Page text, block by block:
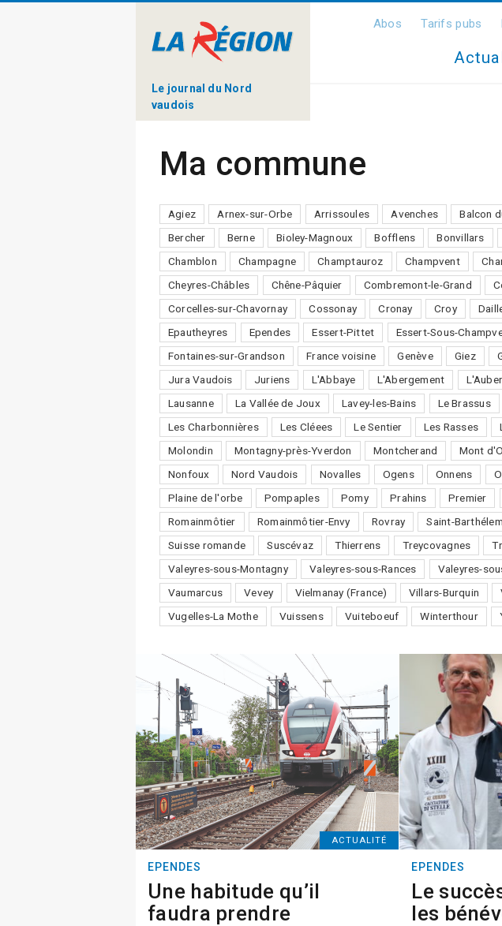
Le journal du Nord
vaudois
Abos Tarifs pubs
Ma commune
Agiez Arnex-sur-Orbe Arrissoules Avenches Balcon
Bercher
Berne Bioley-Magnoux Bofflens Bonvillars
Chamblon
Champagne Champtauroz Champvent
Cheyres-Châbles
Chêne-Pâquier Combremont-le-Grand
Corcelles-sur-Chavornay
Cossonay Cronay Croy
Epautheyres
Ependes Essert-Pittet Essert-Sous-
Fontaines-sur-Grandson
France voisine Genève Giez
Jura Vaudois
Juriens L'Abbaye L'Abergement
Lausanne
La Vallée de Joux Lavey-les-Bains Le Brassus
Les Charbonnières
Les Cléees Le Sentier Les Rasses
Molondin
Montagny-près-Yverdon Montcherand Mont
Nonfoux
Nord Vaudois Novalles Ogens Onnens
Plaine de l'orbe
Pompaples Pomy Prahins Premier
Romainmôtier
Romainmôtier-Envy Rovray Saint-
Suisse romande
Suscévaz Thierrens Treycovagnes
Valeyres-sous-Montagny
Valeyres-sous-Rances Valeyres-
Vaumarcus
Vevey Vielmanay (France) Villars-Burquin
Vugelles-La Mothe
Vuissens Vuiteboeuf Winterthour
ACTUALITÉ
EPENDES
Une habitude qu’il
faudra prendre
EPENDES
Le
les